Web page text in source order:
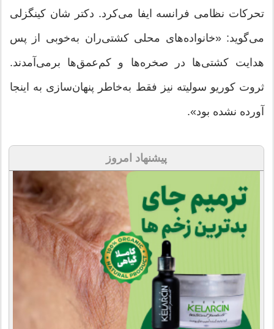
تحرکات نظامی فرانسه ایفا می‌کرد. دکتر شان کینگزلی
می‌گوید: «خانواده‌های محلی کشتی‌ران به‌خوبی از پس
هدایت کشتی‌ها در صخره‌ها و کم‌عمق‌ها برمی‌آمدند.
ثروت کوریو سولیته نیز فقط به‌خاطر پنهان‌سازی به اینجا
آورده نشده بود».
پیشنهاد امروز